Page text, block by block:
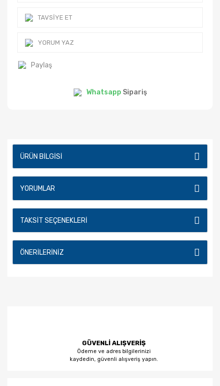
TAVSIYE ET
YORUM YAZ
Paylaş
Whatsapp Sipariş
ÜRÜN BILGISI
YORUMLAR
TAKSIT SEÇENEKLERI
ÖNERILERINIZ
GÜVENLİ ALIŞVERİŞ
Ödeme ve adres bilgilerinizi
kaydedin, güvenli alışveriş yapın.